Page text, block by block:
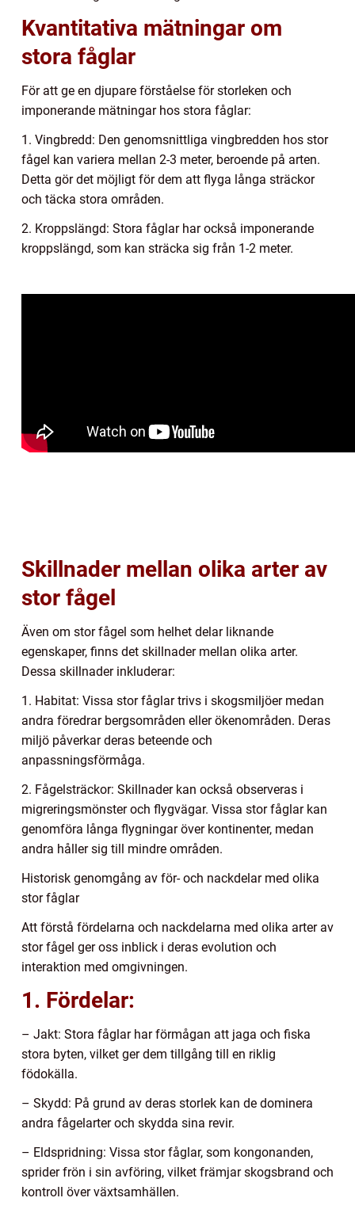
Kvantitativa mätningar om
stora fåglar
För att ge en djupare förståelse för storleken och
imponerande mätningar hos stora fåglar:
1. Vingbredd: Den genomsnittliga vingbredden hos stor
fågel kan variera mellan 2-3 meter, beroende på arten.
Detta gör det möjligt för dem att flyga långa sträckor
och täcka stora områden.
2. Kroppslängd: Stora fåglar har också imponerande
kroppslängd, som kan sträcka sig från 1-2 meter.
Skillnader mellan olika arter av
stor fågel
Även om stor fågel som helhet delar liknande
egenskaper, finns det skillnader mellan olika arter.
Dessa skillnader inkluderar:
1. Habitat: Vissa stor fåglar trivs i skogsmiljöer medan
andra föredrar bergsområden eller ökenområden. Deras
miljö påverkar deras beteende och
anpassningsförmåga.
2. Fågelsträckor: Skillnader kan också observeras i
migreringsmönster och flygvägar. Vissa stor fåglar kan
genomföra långa flygningar över kontinenter, medan
andra håller sig till mindre områden.
Historisk genomgång av för- och nackdelar med olika
stor fåglar
Att förstå fördelarna och nackdelarna med olika arter av
stor fågel ger oss inblick i deras evolution och
interaktion med omgivningen.
1. Fördelar:
– Jakt: Stora fåglar har förmågan att jaga och fiska
stora byten, vilket ger dem tillgång till en riklig
födokälla.
– Skydd: På grund av deras storlek kan de dominera
andra fågelarter och skydda sina revir.
– Eldspridning: Vissa stor fåglar, som kongonanden,
sprider frön i sin avföring, vilket främjar skogsbrand och
kontroll över växtsamhällen.